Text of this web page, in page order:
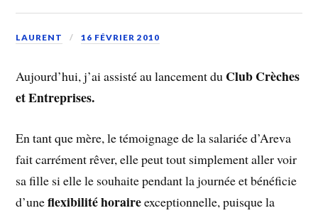
LAURENT 16 FÉVRIER 2010
Aujourd’hui, j’ai assisté au lancement du Club Crèches
et Entreprises.
En tant que mère, le témoignage de la salariée d’Areva
fait carrément rêver, elle peut tout simplement aller voir
sa fille si elle le souhaite pendant la journée et bénéficie
d’uneflexibilité horaireexceptionnelle, puisque la